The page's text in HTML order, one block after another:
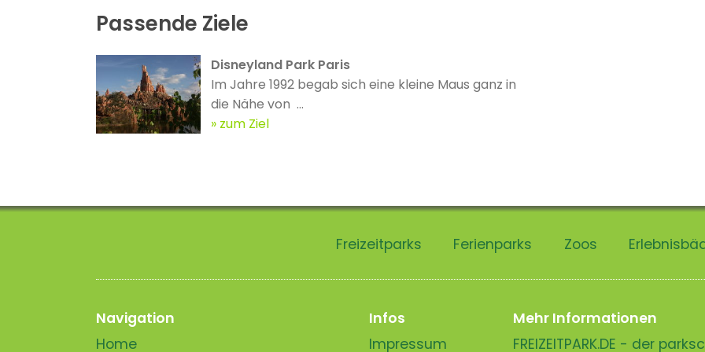
Passende Ziele
Disneyland Park Paris
Im Jahre 1992 begab sich eine kleine Maus ganz in
die Nähe von ...
zum Ziel
Freizeitparks Ferienparks Zoos
Navigation
Home
Infos
Impressum
Mehr Informationen
FREIZEITPARK.DE - der